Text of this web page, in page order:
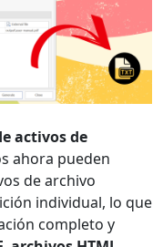
activos de
ahora pueden
de archivo
individual, lo que
completo y